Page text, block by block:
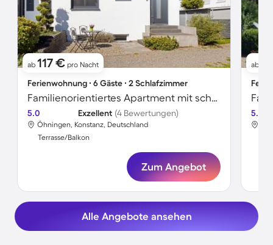
ab 117 € pro Nacht
Ferienwohnung ∙ 6 Gäste ∙ 2 Schlafzimmer
Familienorientiertes Apartment mit schnellem Internet, Grill und Terrasse | Gartenblick
5.0 Exzellent (4 Bewertungen)
Öhningen, Konstanz, Deutschland
Terrasse/Balkon
Zum Angebot
ab
5.0
Alle Angebote ansehen